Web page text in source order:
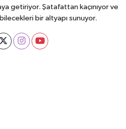
getiriyor. Şatafattan kaçınıyor ve
bir altyapı sunuyor.